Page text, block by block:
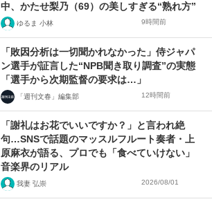
中、かたせ梨乃（69）の美しすぎる“熟れ方”
ゆるま 小林 9時間前
「敗因分析は一切聞かれなかった」侍ジャパ
ン選手が証言した“NPB聞き取り調査”の実態
「選手から次期監督の要求は…」
「週刊文春」編集部 12時間前
「謝礼はお花でいいですか？」と言われ絶
句…SNSで話題のマッスルフルート奏者・上
原麻衣が語る、プロでも「食べていけない」
音楽界のリアル
我妻 弘崇 2026/08/01